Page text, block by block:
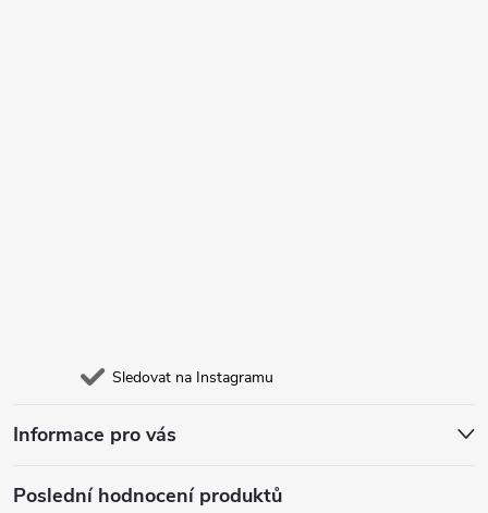
Sledovat na Instagramu
Informace pro vás
Poslední hodnocení produktů